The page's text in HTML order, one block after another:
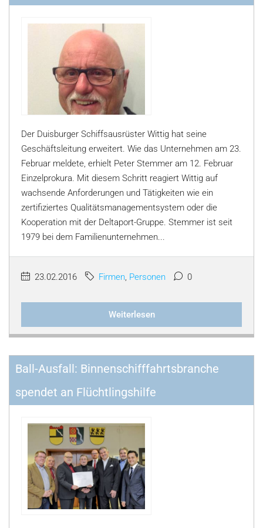
Der Duisburger Schiffsausrüster Wittig hat seine
Geschäftsleitung erweitert. Wie das Unternehmen am 23.
Februar meldete, erhielt Peter Stemmer am 12. Februar
Einzelprokura. Mit diesem Schritt reagiert Wittig auf
wachsende Anforderungen und Tätigkeiten wie ein
zertifiziertes Qualitätsmanagementsystem oder die
Kooperation mit der Deltaport-Gruppe. Stemmer ist seit
1979 bei dem Familienunternehmen...
23.02.2016 Firmen, Personen 0
Weiterlesen
Ball-Ausfall: Binnenschifffahrtsbranche
spendet an Flüchtlingshilfe